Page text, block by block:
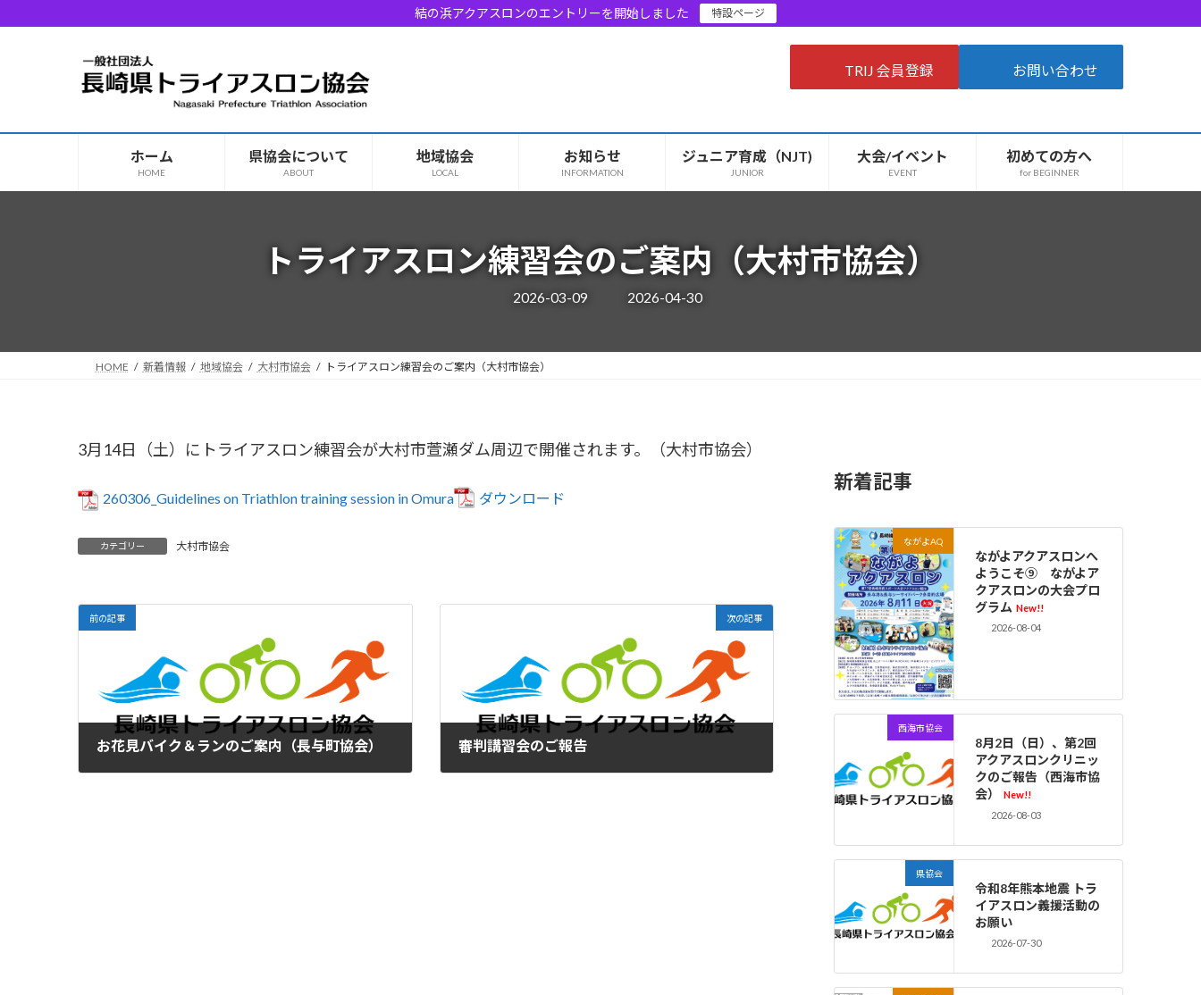
へ
ッ
ョ
移
結の浜アクアスロンのエントリーを開始しました 特設ページ
TRIJ 会員登録 お問い合わせ
ホーム
HOME
県協会について
ABOUT
地域協会
LOCAL
お知らせ
INFORMATION
ジュニア育成（NJT)
JUNIOR
大会/イベント
EVENT
初めての方へ
for BEGINNER
トライアスロン練習会のご案内（大村市協会）
2026-03-09
最
日
2026-04-30
HOME 新着情報 地域協会 大村市協会 トライアスロン練習会のご案内（大村市協会）
3月14日（土）にトライアスロン練習会が大村市萱瀬ダム周辺で開催されます。（大村市協会）
260306_Guidelines on Triathlon training session in Omura ダウンロード
カテゴリー 大村市協会
前の記事
お花見バイク＆ランのご案内（長与町協会）
次の記事
審判講習会のご報告
新着記事
ながよAQ
ながよアクアスロンへ
ようこそ⑨ ながよア
クアスロンの大会プロ
グラム New!!
2026-08-04
西海市協会
8月2日（日）、第2回
アクアスロンクリニッ
クのご報告（西海市協
会）
New!!
2026-08-03
県協会
令和8年熊本地震 トラ
イアスロン義援活動の
お願い
2026-07-30